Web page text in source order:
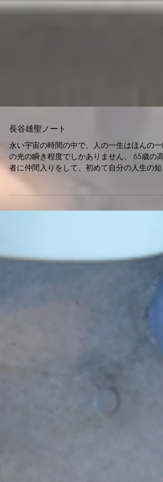
長谷雄聖ノート
永い宇宙の時間の中で、人の一生はほんの一
の光の瞬き程度でしかありません。 65歳の高
者に仲間入りをして、初めて自分の人生の短
を実感します。 40代までは、人生の終焉がい